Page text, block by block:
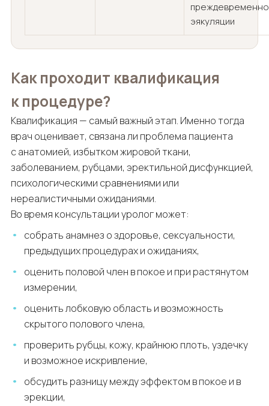
эякуляции
Как проходит квалификация
к процедуре?
Квалификация — самый важный этап. Именно тогда
врач оценивает, связана ли проблема пациента
с анатомией, избытком жировой ткани,
заболеванием, рубцами, эректильной дисфункцией,
психологическими сравнениями или
нереалистичными ожиданиями.
Во время консультации уролог может:
собрать анамнез о здоровье, сексуальности,
предыдущих процедурах и ожиданиях,
оценить половой член в покое и при растянутом
измерении,
оценить лобковую область и возможность
скрытого полового члена,
проверить рубцы, кожу, крайнюю плоть, уздечку
и возможное искривление,
обсудить разницу между эффектом в покое и в
эрекции,